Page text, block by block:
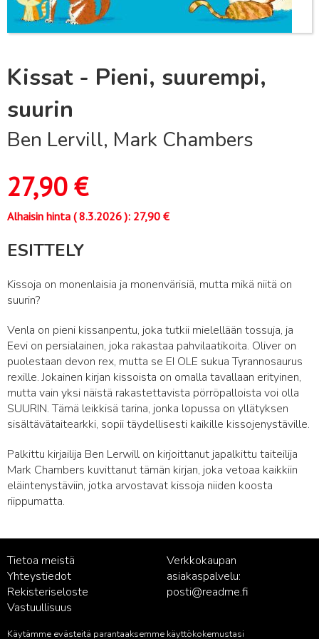
Kissat - Pieni, suurempi,
suurin
Ben Lervill, Mark Chambers
27,90€
Alhaisin hinta (8.3.2026): 27,90 €
ESITTELY
Kissoja on monenlaisia ja monenvärisiä, mutta mikä niitä on
suurin?
Venla on pieni kissanpentu, joka tutkii mielellään tossuja, ja
Eevi on persialainen, joka rakastaa pahvilaatikoita. Oliver on
puolestaan devon rex, mutta se EI OLE sukua Tyrannosaurus
rexille. Jokainen kirjan kissoista on omalla tavallaan erityinen,
mutta vain yksi näistä rakastettavista pörröpalloista voi olla
SUURIN. Tämä leikkisä tarina, jonka lopussa on yllätyksen
sisältävätaitearkki, sopii täydellisesti kaikille kissojenystäville.
Palkittu kirjailija Ben Lerwill on kirjoittanut japalkittu taiteilija
Mark Chambers kuvittanut tämän kirjan, joka vetoaa kaikkiin
eläintenystäviin, jotka arvostavat kissoja niiden koosta
riippumatta.
Tietoa meistä
Yhteystiedot
Rekisteriseloste
Vastuullisuus
Verkkokaupan
asiakaspalvelu:
posti@readme.fi
Käytämme evästeitä parantaaksemme käyttökokemustasi